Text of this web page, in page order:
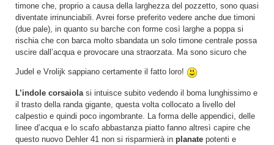
timone che, proprio a causa della larghezza del pozzetto, sono quasi
diventate irrinunciabili. Avrei forse preferito vedere anche due timoni
(due pale), in quanto su barche con forme così larghe a poppa si
rischia che con barca molto sbandata un solo timone centrale possa
uscire dall’acqua e provocare una straorzata. Ma sono sicuro che
Judel e Vrolijk sappiano certamente il fatto loro!
L’indole corsaiola si intuisce subito vedendo il boma lunghissimo e
il trasto della randa gigante, questa volta collocato a livello del
calpestio e quindi poco ingombrante. La forma delle appendici, delle
linee d’acqua e lo scafo abbastanza piatto fanno altresì capire che
questo nuovo Dehler 41 non si risparmierà in planate potenti e